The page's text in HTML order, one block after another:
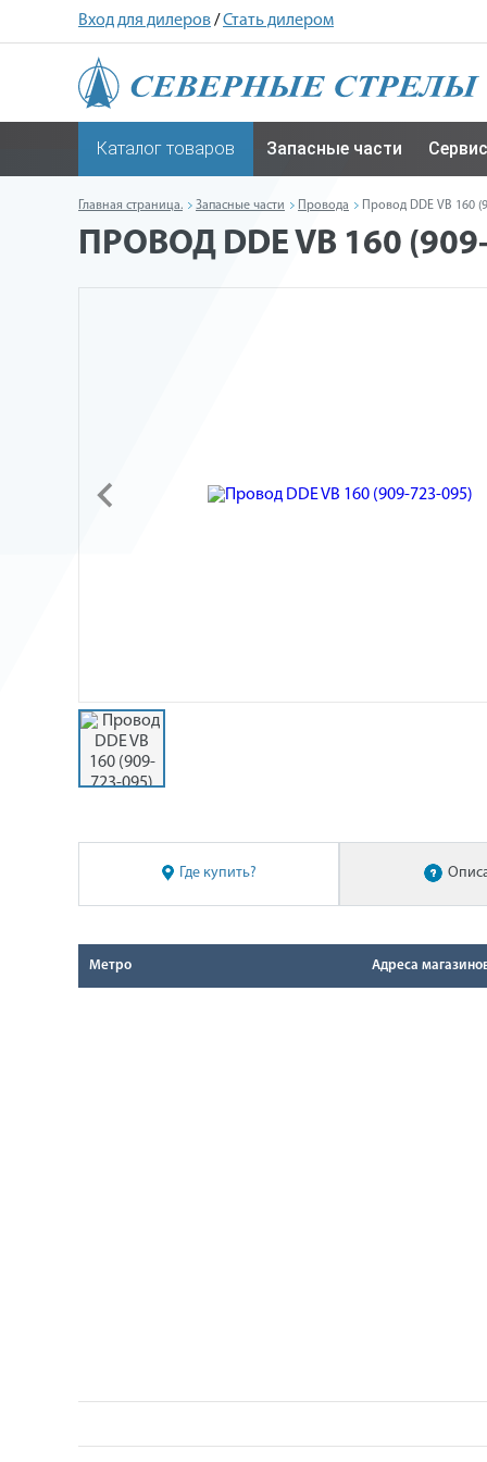
Вход для дилеров/Стать дилером
Каталог товаров Запасные части Сервис
Главная страница. Запасные части Провода Провод DDE VB 160
ПРОВОД DDE VB 160
Где купить?
Метро Адреса